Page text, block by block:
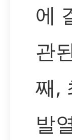
에
관
째,
발